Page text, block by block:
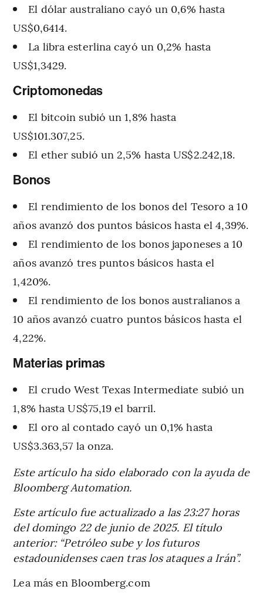
El dólar australiano cayó un 0,6% hasta
US$0,6414.
La libra esterlina cayó un 0,2% hasta
US$1,3429.
Criptomonedas
El bitcoin subió un 1,8% hasta
US$101.307,25.
El ether subió un 2,5% hasta US$2.242,18.
Bonos
El rendimiento de los bonos del Tesoro a 10
años avanzó dos puntos básicos hasta el 4,39%.
El rendimiento de los bonos japoneses a 10
años avanzó tres puntos básicos hasta el
1,420%.
El rendimiento de los bonos australianos a
10 años avanzó cuatro puntos básicos hasta el
4,22%.
Materias primas
El crudo West Texas Intermediate subió un
1,8% hasta US$75,19 el barril.
El oro al contado cayó un 0,1% hasta
US$3.363,57 la onza.
Este artículo ha sido elaborado con la ayuda de
Bloomberg Automation.
Este artículo fue actualizado a las 23:27 horas
del domingo 22 de junio de 2025. El título
anterior: “Petróleo sube y los futuros
estadounidenses caen tras los ataques a Irán”.
Lea más en Bloomberg.com